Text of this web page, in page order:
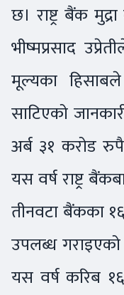
छ। राष्ट्र बैंक
भीष्मप्रसाद
मूल्यका
साटिएको
अर्ब ३१ करोड
यस वर्ष राष्ट्र
तीनवटा बैंकका
उपलब्ध
यस वर्ष करिब १६